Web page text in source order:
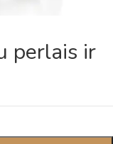
perlais ir